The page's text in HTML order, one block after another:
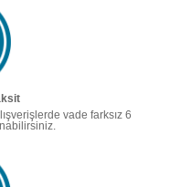
vade farksız 6